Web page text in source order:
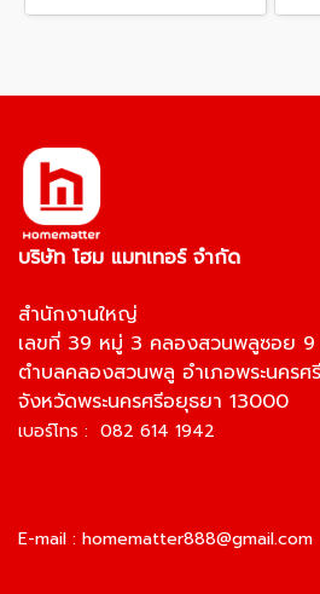
บริษัท โฮม แมทเทอร์ จำกัด
สำนักงานใหญ่
เลขที่ 39 หมู่ 3 คลองสวนพลูซอย 9
ตำบลคลองสวนพลู อำเภอพระนครศ
จังหวัดพระนครศรีอยุธยา 13000
เบอร์โทร : 082 614 1942
E-mail : homematter888@gmail.com